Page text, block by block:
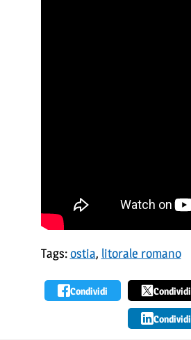
Tags:ostia, litorale romano
Condividi Condividi
Condividi